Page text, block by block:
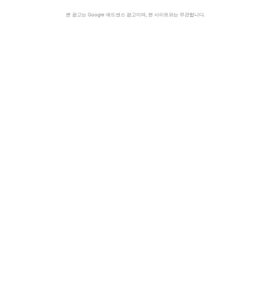
본 광고는 Google 애드센스 광고이며, 본 사이트와는 무관합니다.